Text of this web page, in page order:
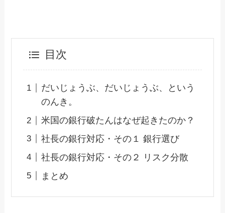
目次
だいじょうぶ、だいじょうぶ、という
のんき。
米国の銀行破たんはなぜ起きたのか？
社長の銀行対応・その１ 銀行選び
社長の銀行対応・その２ リスク分散
まとめ